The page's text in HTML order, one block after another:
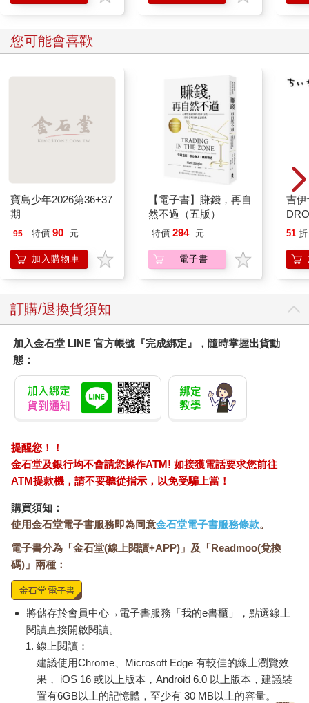
學方法
您可能會喜歡
寶島少年2026第36+37
期
95 特價 90 元
加入購物車
【電子書】賺錢，再自
然不過（五版）
特價 294 元
電子書
吉
水
兔
51 折
訂購/退換貨須知
加入金石堂 LINE 官方帳號『完成綁定』，隨時掌握出貨動
態：
提醒您！！
金石堂及銀行均不會請您操作ATM! 如接獲電話要求您前往
ATM提款機，請不要聽從指示，以免受騙上當！
購買須知：
使用金石堂電子書服務即為同意金石堂電子書服務條款。
電子書分為「金石堂(線上閱讀+APP)」及「Readmoo(兌換
碼)」兩種：
將儲存於會員中心→電子書服務「我的e書櫃」，點選線上
閱讀直接開啟閱讀。
線上閱讀：
建議使用Chrome、Microsoft Edge 有較佳的線上瀏覽效
果， iOS 16 或以上版本，Android 6.0 以上版本，建議裝
置有6GB以上的記憶體，至少有 30 MB以上的容量。